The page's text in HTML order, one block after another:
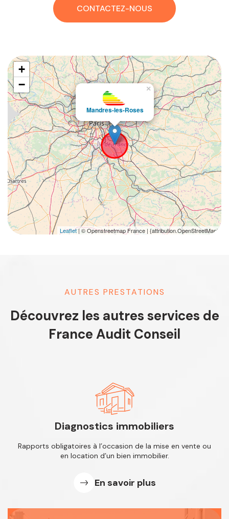
CONTACTEZ-NOUS
Mandres-les-Roses
×
+
−
Leaflet| © Openstreetmap France | {attribution.OpenStreetMap}
AUTRES PRESTATIONS
Découvrez les autres services de
France Audit Conseil
Diagnostics immobiliers
Rapports obligatoires à l’occasion de la mise en vente ou
en location d’un bien immobilier.
En savoir plus